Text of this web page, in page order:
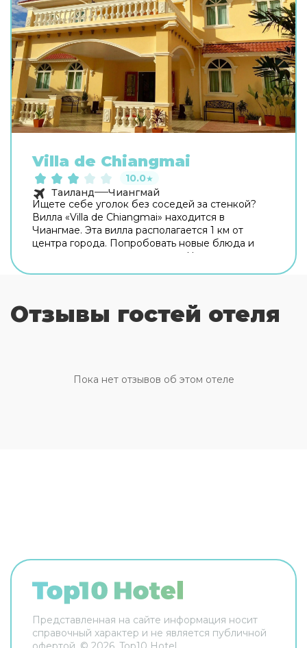
Villa de Chiangmai
10.0★
Таиланд
Чиангмай
Ищете себе уголок без соседей за стенкой?
Вилла «Villa de Chiangmai» находится в
Чиангмае. Эта вилла располагается 1 км от
центра города. Попробовать новые блюда и
отдохнуть можно в ресторане. На территории
бесплатная парковка. Здесь будем баловать
себя водными процедурами: есть бассейн,
Дополнительно: прачечная, химчистка,
гладильные услуги и прокат автомобилей.
Отзывы гостей отеля
Пока нет отзывов об этом отеле
Представленная на сайте информация носит
справочный характер и не является публичной